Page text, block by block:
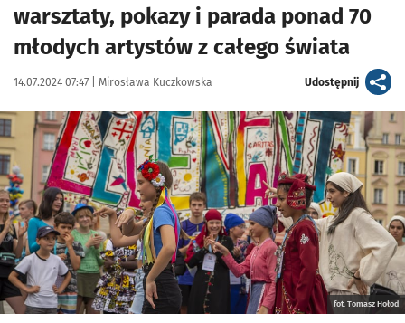
warsztaty, pokazy i parada ponad 70
młodych artystów z całego świata
Data publikacji:
14.07.2024 07:47 | Autor:
Mirosława Kuczkowska Udostępnijartykuł
Kliknij, aby powiększyć
fot. Tomasz Hołod